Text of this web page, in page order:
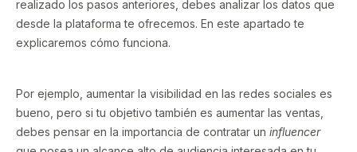
realizado los pasos anteriores, debes analizar los datos que
desde la plataforma te ofrecemos. En este apartado te
explicaremos cómo funciona.
Por ejemplo, aumentar la visibilidad en las redes sociales es
bueno, pero si tu objetivo también es aumentar las ventas,
debes pensar en la importancia de contratar un influencer